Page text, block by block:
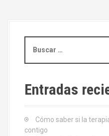
s
a
rEntradas
Cómo saber si la
contigo